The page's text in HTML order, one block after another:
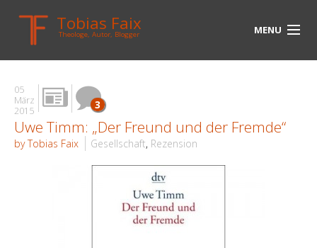
Tobias Faix
Theologe, Autor, Blogger MENU
HOME
BLOG
BIOGRAPHIE
05
März
2015
3
Uwe Timm: „Der Freund und der Fremde“
by Tobias Faix Gesellschaft, Rezension